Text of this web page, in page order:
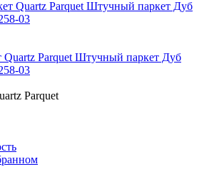
Quartz Parquet Штучный паркет Дуб
03
Parquet